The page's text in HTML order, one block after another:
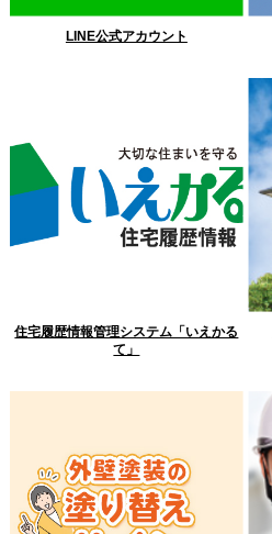
LINE公式アカウント
住宅履歴情報管理システム「いえかる
て」